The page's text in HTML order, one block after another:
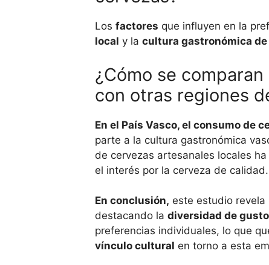
Los factores que influyen en la
local y la cultura gastronómica de
¿Cómo se
con otras regiones
En el País Vasco, el consumo de
parte a la cultura gastronómica
de cervezas artesanales locales
el interés por la cerveza de calidad.
En conclusión, este estudio revela
destacando la diversidad de
preferencias individuales, lo que
vínculo cultural en torno a esta